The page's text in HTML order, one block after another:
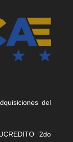
del
2do